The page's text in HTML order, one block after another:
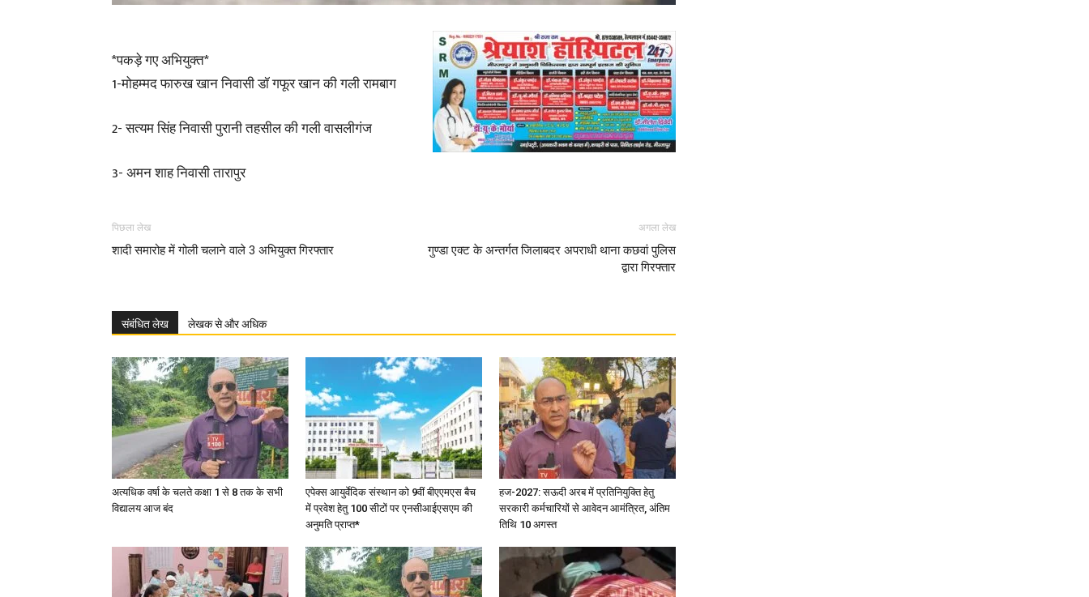
in
Hindi,
Today
Hindi
News
Paper
*पकड़े गए अभियुक्त*
1-मोहम्मद फारुख खान निवासी डॉ गफूर खान की गली रामबाग
2- सत्यम सिंह निवासी पुरानी तहसील की गली वासलीगंज
3- अमन शाह निवासी तारापुर
पिछला लेख
शादी समारोह में गोली चलाने वाले 3 अभियुक्त गिरफ्तार
अगला लेख
गुण्डा एक्ट के अन्तर्गत जिलाबदर अपराधी थाना कछवां पुलिस
द्वारा गिरफ्तार
संबंधित लेख लेखक से और अधिक
अत्यधिक वर्षा के चलते कक्षा 1 से 8 तक के सभी
विद्यालय आज बंद
एपेक्स आयुर्वेदिक संस्थान को 9वीं बीएएमएस बैच
में प्रवेश हेतु 100 सीटों पर एनसीआईएसएम की
अनुमति प्राप्त*
हज-2027: सऊदी अरब में प्रतिनियुक्ति हेतु
सरकारी कर्मचारियों से आवेदन आमंत्रित, अंतिम
तिथि 10 अगस्त